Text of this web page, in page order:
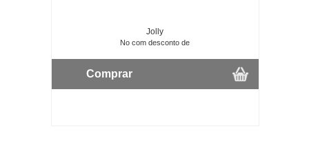
Jolly
No com desconto de
Comprar